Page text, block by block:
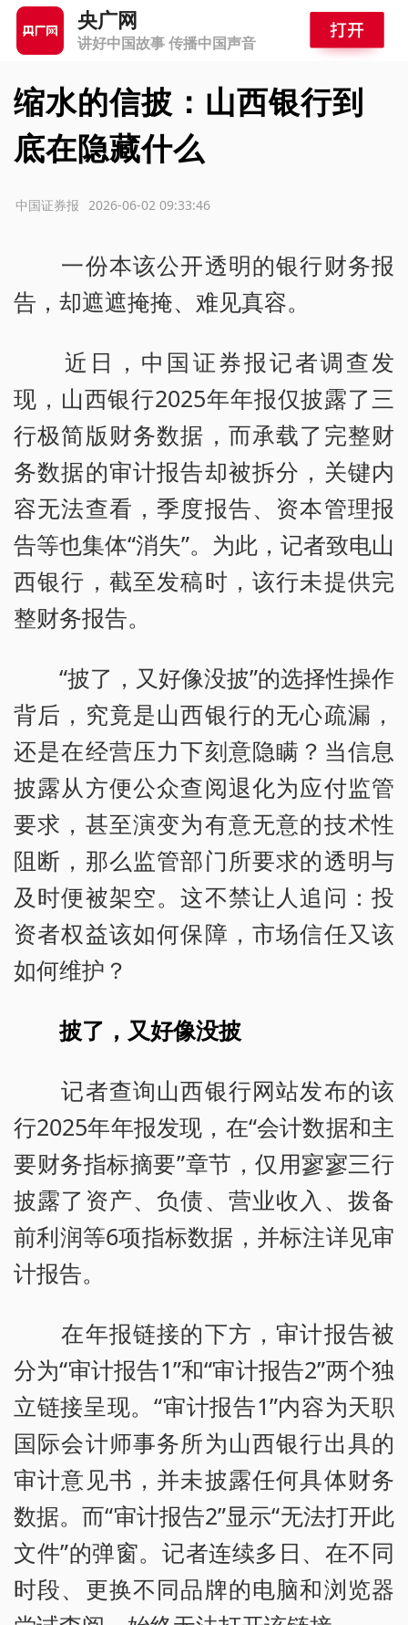
央广网
讲好中国故事 传播中国声音
缩水的信披：山西银行到
底在隐藏什么
2026-06-02 09:33:46
中国证券报
一份本该公开透明的银行财务报
告，却遮遮掩掩、难见真容。
近日，中国证券报记者调查发
现，山西银行2025年年报仅披露了三
行极简版财务数据，而承载了完整财
务数据的审计报告却被拆分，关键内
容无法查看，季度报告、资本管理报
告等也集体“消失”。为此，记者致电山
西银行，截至发稿时，该行未提供完
整财务报告。
“披了，又好像没披”的选择性操作
背后，究竟是山西银行的无心疏漏，
还是在经营压力下刻意隐瞒？当信息
披露从方便公众查阅退化为应付监管
要求，甚至演变为有意无意的技术性
阻断，那么监管部门所要求的透明与
及时便被架空。这不禁让人追问：投
资者权益该如何保障，市场信任又该
如何维护？
披了，又好像没披
记者查询山西银行网站发布的该
行2025年年报发现，在“会计数据和主
要财务指标摘要”章节，仅用寥寥三行
披露了资产、负债、营业收入、拨备
前利润等6项指标数据，并标注详见审
计报告。
在年报链接的下方，审计报告被
分为“审计报告1”和“审计报告2”两个独
立链接呈现。“审计报告1”内容为天职
国际会计师事务所为山西银行出具的
审计意见书，并未披露任何具体财务
数据。而“审计报告2”显示“无法打开此
文件”的弹窗。记者连续多日、在不同
时段、更换不同品牌的电脑和浏览器